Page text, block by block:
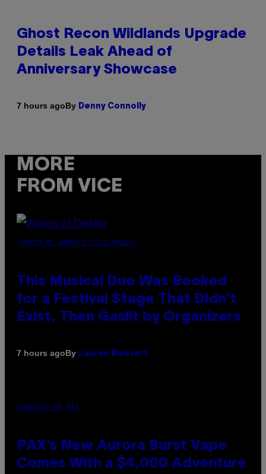
Ghost Recon Wildlands Upgrade
Details Leak Ahead of
Anniversary Showcase
7 hours agoBy Denny Connolly
MORE
FROM VICE
(PHOTO BY AMBER LITTLE/PRESS)
This Musical Duo Was Booked
for a Festival Stage That Didn’t
Exist, Then Gaslit by Organizers
7 hours agoBy Lauren Boisvert
COURTESY OF PAX
PAX’s New Aurora Burst Vape
Comes With a $4,000 Adventure